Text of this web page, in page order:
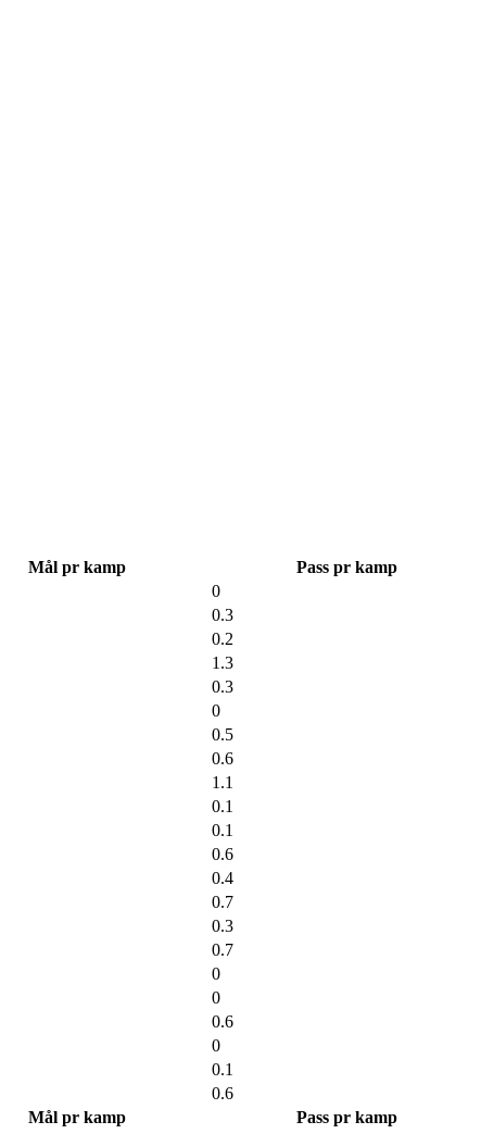
Mål pr kamp Pass pr kamp
Mål pr kamp Pass pr kamp
0
0.3
0.2
1.3
0.3
0
0.5
0.6
1.1
0.1
0.1
0.6
0.4
0.7
0.3
0.7
0
0
0.6
0
0.1
0.6